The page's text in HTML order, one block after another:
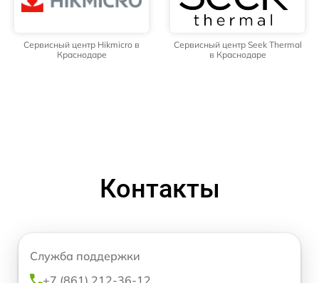
Сервисный центр Hikmicro в
Краснодаре
Сервисный центр Seek Thermal
в Краснодаре
Контакты
Служба поддержки
+7 (861) 212-36-12